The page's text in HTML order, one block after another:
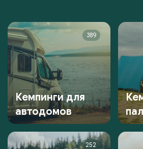
389
Кемпинги для
автодомов
252